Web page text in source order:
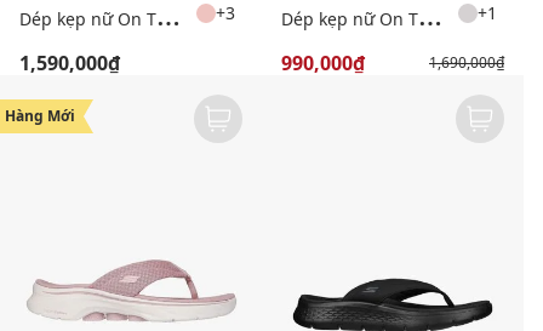
D
ép kẹp nữ On The GO Arch Fit Hyper +3
1,590,000₫
D
ép kẹp nữ On The Go GOwalk 7 +1
990,000₫ 1,690,000₫
Hàng Mới
-41%